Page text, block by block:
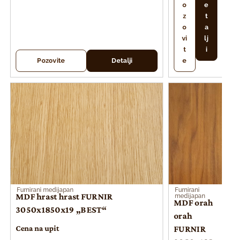
Pozovite Detalji
o
z
o
vi
t
e
e
t
a
lj
i
Furnirani medijapan
MDF hrast hrast FURNIR
3050x1850x19 „BEST“
Cena na upit
Furnirani
medijapan
MDF orah
orah
FURNIR